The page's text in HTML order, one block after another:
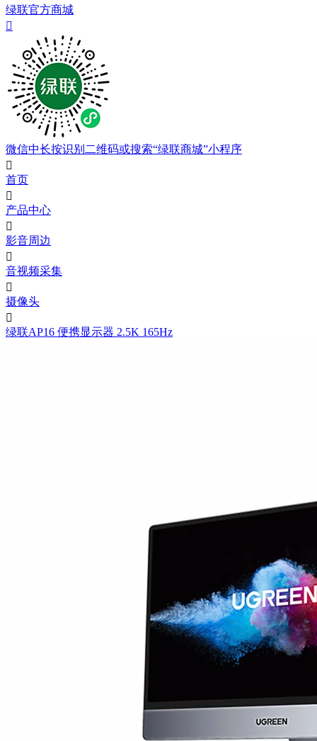
绿联官方商城

微信中长按识别二维码或搜索“绿联商城”小程序

首页

产品中心

影音周边

音视频采集

摄像头

绿联AP16 便携显示器 2.5K 165Hz